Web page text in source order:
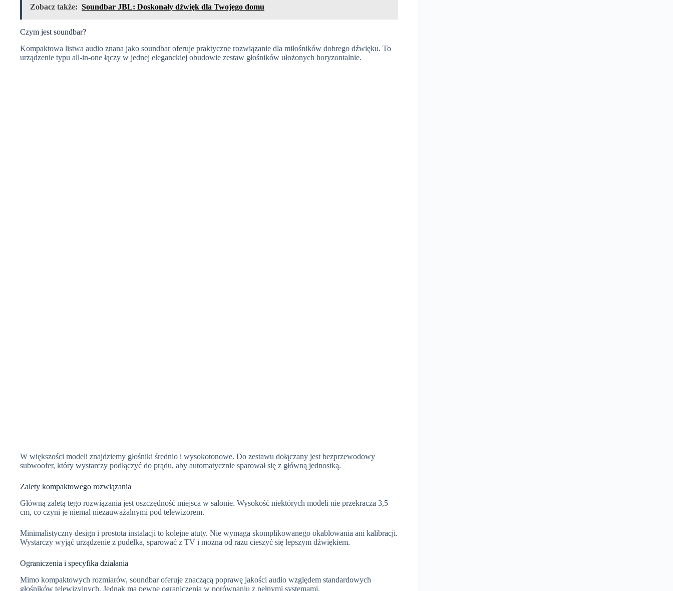
Zobacz także: Soundbar JBL: Doskonały dźwięk dla Twojego domu
Czym jest soundbar?
Kompaktowa listwa audio znana jako soundbar oferuje praktyczne rozwiązanie dla miłośników dobrego dźwięku. To
urządzenie typu all-in-one łączy w jednej eleganckiej obudowie zestaw głośników ułożonych horyzontalnie.
W większości modeli znajdziemy głośniki średnio i wysokotonowe. Do zestawu dołączany jest bezprzewodowy
subwoofer, który wystarczy podłączyć do prądu, aby automatycznie sparował się z główną jednostką.
Zalety kompaktowego rozwiązania
Główną zaletą tego rozwiązania jest oszczędność miejsca w salonie. Wysokość niektórych modeli nie przekracza 3,5
cm, co czyni je niemal niezauważalnymi pod telewizorem.
Minimalistyczny design i prostota instalacji to kolejne atuty. Nie wymaga skomplikowanego okablowania ani kalibracji.
Wystarczy wyjąć urządzenie z pudełka, sparować z TV i można od razu cieszyć się lepszym dźwiękiem.
Ograniczenia i specyfika działania
Mimo kompaktowych rozmiarów, soundbar oferuje znaczącą poprawę jakości audio względem standardowych
głośników telewizyjnych. Jednak ma pewne ograniczenia w porównaniu z pełnymi systemami.